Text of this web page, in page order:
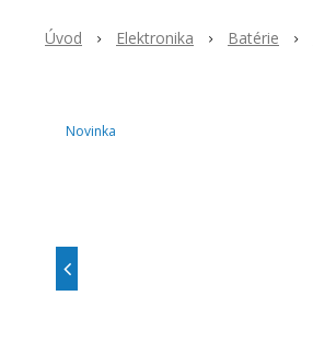
Úvod Elektronika Batérie
Novinka